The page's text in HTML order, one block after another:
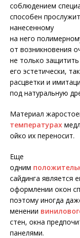
соблюдением
способен
нанесенному
на него
от возникновения
не только
его эстетически,
расцветки и
под натуральную
Материал
температурах
ойко их переносит.
Еще
одним
сайдинга является
оформлении окон
поэтому иногда
менении
стен, окна
панелями.